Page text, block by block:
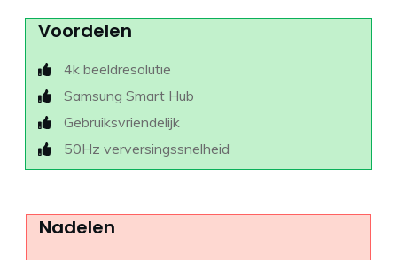
Voordelen
4k beeldresolutie
Samsung Smart Hub
Gebruiksvriendelijk
50Hz verversingssnelheid
Nadelen